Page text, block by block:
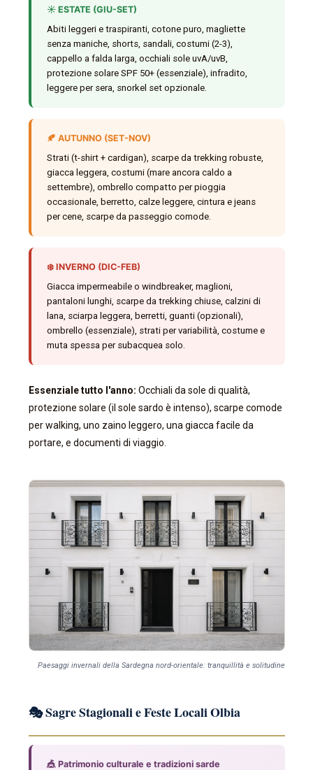
☀️ ESTATE (GIU-SET)
Abiti leggeri e traspiranti, cotone puro, magliette
senza maniche, shorts, sandali, costumi (2-3),
cappello a falda larga, occhiali sole uvA/uvB,
protezione solare SPF 50+ (essenziale), infradito,
leggere per sera, snorkel set opzionale.
🍂 AUTUNNO (SET-NOV)
Strati (t-shirt + cardigan), scarpe da trekking robuste,
giacca leggera, costumi (mare ancora caldo a
settembre), ombrello compatto per pioggia
occasionale, berretto, calze leggere, cintura e jeans
per cene, scarpe da passeggio comode.
❄️ INVERNO (DIC-FEB)
Giacca impermeabile o windbreaker, maglioni,
pantaloni lunghi, scarpe da trekking chiuse, calzini di
lana, sciarpa leggera, berretti, guanti (opzionali),
ombrello (essenziale), strati per variabilità, costume e
muta spessa per subacquea solo.
Essenziale tutto l'anno: Occhiali da sole di qualità,
protezione solare (il sole sardo è intenso), scarpe comode
per walking, uno zaino leggero, una giacca facile da
portare, e documenti di viaggio.
Paesaggi invernali della Sardegna nord-orientale: tranquillità e solitudine
🎭 Sagre Stagionali e Feste Locali Olbia
🎪 Patrimonio culturale e tradizioni sarde